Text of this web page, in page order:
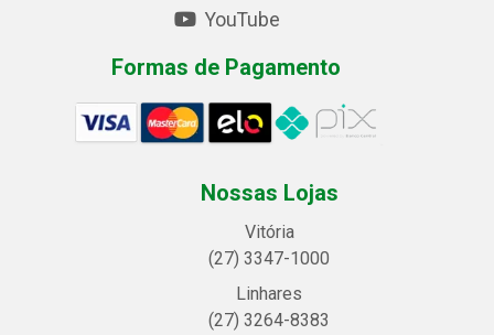
YouTube
Formas de Pagamento
Nossas Lojas
Vitória
(27) 3347-1000
Linhares
(27) 3264-8383